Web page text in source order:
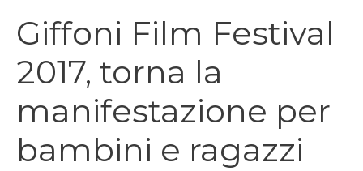
Giffoni Film Festival
2017, torna la
manifestazione per
bambini e ragazzi